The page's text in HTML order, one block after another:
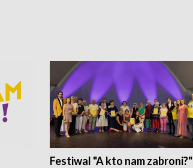
Festiwal "A kto nam zabroni?"